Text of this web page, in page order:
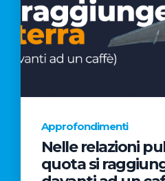
Approfondimenti
Nelle relazioni
quota si